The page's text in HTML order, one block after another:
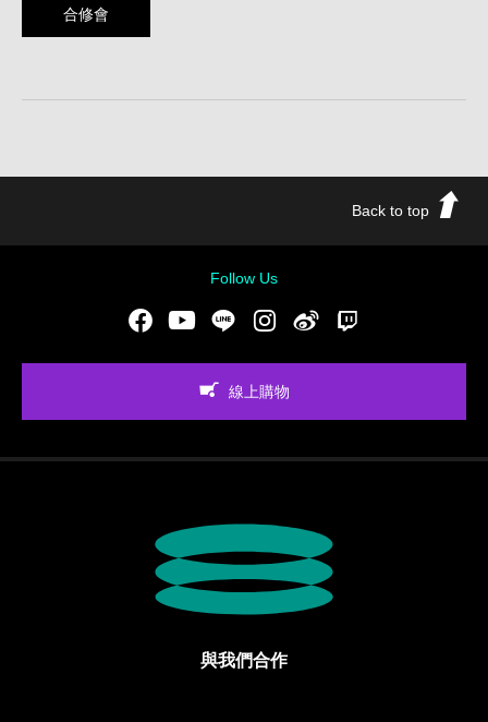
合修會
Back to top
Follow Us
FacebookYoutubeLINE Instgram新浪微博
線上購物
與我們合作